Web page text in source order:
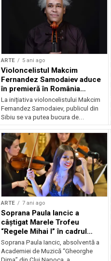
ARTE 5 ani ago
Violoncelistul Makcim
Fernandez Samodaiev aduce
în premieră în România
concertul „Presence” de
Peteris Vasks
La inițiativa violoncelistului Makcim
Fernandez Samodaiev, publicul din
Sibiu se va putea bucura de...
ARTE 7 ani ago
Soprana Paula Iancic a
câștigat Marele Trofeu
“Regele Mihai I” în cadrul
L’Assoluta Virginia Zeani
Royal Voice Competition
Soprana Paula Iancic, absolventă a
Academiei de Muzică “Gheorghe